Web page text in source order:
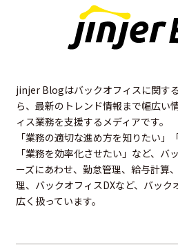
jinjer Blogはバックオフィスに関す
ら、最新のトレンド情報まで幅広い
ィス業務を支援するメディアです。
「業務の適切な進め方を知りたい」
「業務を効率化させたい」など、バ
ーズにあわせ、勤怠管理、給与計算
理、バックオフィスDXなど、バッ
広く扱っています。